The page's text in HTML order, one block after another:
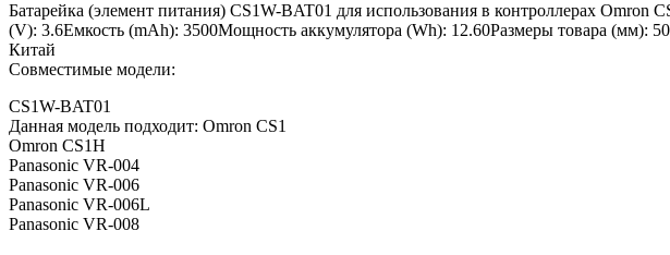
Батарейка (элемент питания) CS1W-BAT01 для использования в контроллерах
(V): 3.6Емкость (mAh): 3500Мощность аккумулятора (Wh): 12.60Размеры товара (мм):
Китай
Совместимые модели:
CS1W-BAT01
Данная модель подходит: Omron CS1
Omron CS1H
Panasonic VR-004
Panasonic VR-006
Panasonic VR-006L
Panasonic VR-008